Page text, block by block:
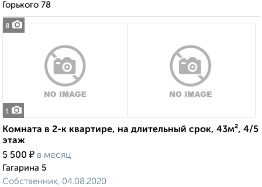
8
Горького 78
1
Комната в 2-к квартире, на длительный срок, 43м², 4/5
этаж
5 500 ₽ в месяц
Гагарина 5
Собственник, 04.08.2020